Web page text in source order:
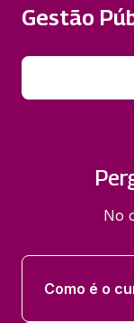
Gestão
No
Como é o